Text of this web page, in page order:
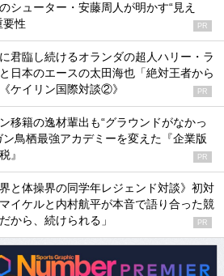
シューター・安藤周人が明かす“見え
要性
PR
君臨し続けるオランダの超人ハリー・ラ
日本のエースの太田海也「絶対王者から
ケイリン国際対談②》
PR
ン移籍の逸材輩出も“グラウンドがなかっ
鳥栖最強アカデミーを変えた『企業版
』
PR
界と体操界の同学年レジェンド対談》初対
イケルと内村航平が本音で語り合った競
から、続けられる」
PR